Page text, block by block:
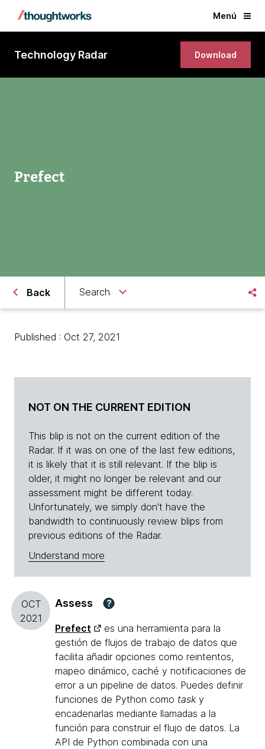
Menú
Technology Radar Download
Prefect
Back Search
Published : Oct 27, 2021
NOT ON THE CURRENT EDITION
This blip is not on the current edition of the
Radar. If it was on one of the last few editions,
it is likely that it is still relevant. If the blip is
older, it might no longer be relevant and our
assessment might be different today.
Unfortunately, we simply don't have the
bandwidth to continuously review blips from
previous editions of the Radar.
Understand more
OCT
2021
Assess ?
Prefect
es una herramienta para la
gestión de flujos de trabajo de datos que
facilita añadir opciones como reintentos,
mapeo dinámico, caché y notificaciones de
error a un pipeline de datos. Puedes definir
funciones de Python como tasky
encadenarlas mediante llamadas a la
función para construir el flujo de datos. La
API de Python combinada con una